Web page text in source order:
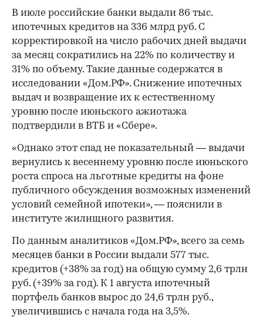
В июле российские банки выдали 86 тыс.
ипотечных кредитов на 336 млрд руб. С
корректировкой на число рабочих дней выдачи
за месяц сократились на 22% по количеству и
31% по объему. Такие данные содержатся в
исследовании «Дом.РФ». Снижение ипотечных
выдач и возвращение их к естественному
уровню после июньского ажиотажа
подтвердили в ВТБ и «Сбере».
«Однако этот спад не показательный — выдачи
вернулись к весеннему уровню после июньского
роста спроса на льготные кредиты на фоне
публичного обсуждения возможных изменений
условий семейной ипотеки», — пояснили в
институте жилищного развития.
По данным аналитиков «Дом.РФ», всего за семь
месяцев банки в России выдали 577 тыс.
кредитов (+38% за год) на общую сумму 2,6 трлн
руб. (+39% за год). К 1 августа ипотечный
портфель банков вырос до 24,6 трлн руб.,
увеличившись с начала года на 3,5%.